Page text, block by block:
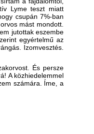
Lyme teszt miatt
csupán 7%-ban
mást mondott.
jutottak eszembe
egyértelmű az
Izomvesztés.
És persze
A közhiedelemmel
számára. Íme, a